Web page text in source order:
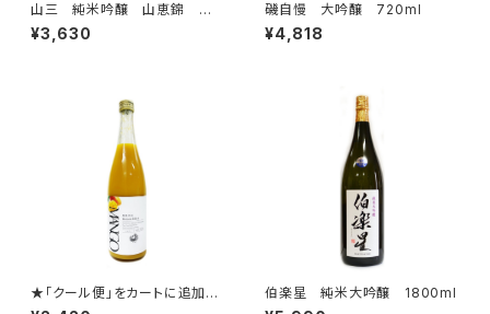
山三 純米吟醸 山恵錦 五
割 無濾過原酒 1800ml
¥3,630
磯自慢 大吟醸 720ml
¥4,818
★「クール便」をカートに追加し
てご注文ください。★鳳凰美田
伯楽星 純米大吟醸 1800ml